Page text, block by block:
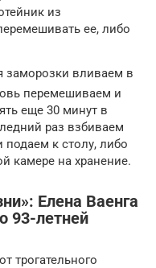
из
ее, либо
заморозки вливаем в
перемешиваем и
еще 30 минут в
раз взбиваем
к столу, либо
камере на хранение.
Елена Ваенга
93-летней
трогательного